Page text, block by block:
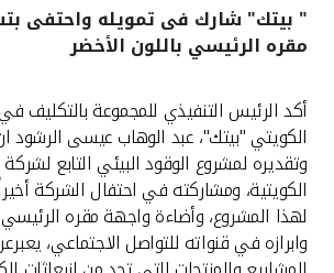
القنوات المصرفية
خدمات ما بعد البيع
اتصل بنا
" بيتك" شارك فى تمويله واحتفى
مقره الرئيسي باللون الأخضر
أكد الرئيس التنفيذي للمجموعة بالتكليف
الكويتي "بيتك"، عبد الوهاب عيسى الرشود
وتقديره لمشروع الوقود البيئي التابع لشركة
الكويتية، ومشاركته في احتفال الشركة
لهذا المشروع، وأضاءة واجهة مقره الرئيسي
وابرازه في قنواته للتواصل الاجتماعي،